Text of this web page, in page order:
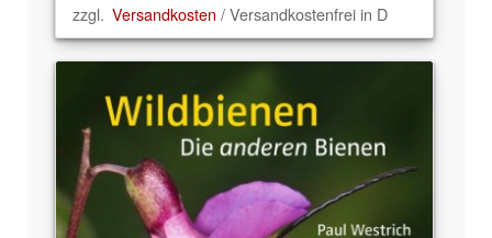
zzgl. Versandkosten / Versandkostenfrei in D